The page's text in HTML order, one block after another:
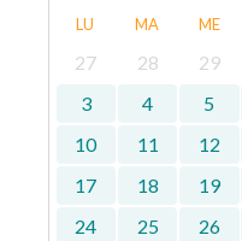
LU MA ME
27 28 29
3
4 5
10
11 12
17
18 19
24
25 26